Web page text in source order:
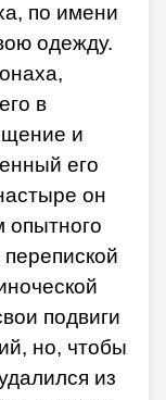
по имени
одежду.
в
и
его
он
опытного
подвиги
но, чтобы
из